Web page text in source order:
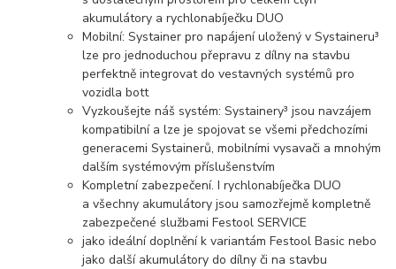
akumulátory a rychlonabíječku DUO
Mobilní: Systainer pro napájení uložený v Systaineru³
lze pro jednoduchou přepravu z dílny na stavbu
perfektně integrovat do vestavných systémů pro
vozidla bott
Vyzkoušejte náš systém: Systainery³ jsou navzájem
kompatibilní a lze je spojovat se všemi předchozími
generacemi Systainerů, mobilními vysavači a mnohým
dalším systémovým příslušenstvím
Kompletní zabezpečení. I rychlonabíječka DUO
a všechny akumulátory jsou samozřejmě kompletně
zabezpečené službami Festool SERVICE
jako ideální doplnění k variantám Festool Basic nebo
jako další akumulátory do dílny či na stavbu